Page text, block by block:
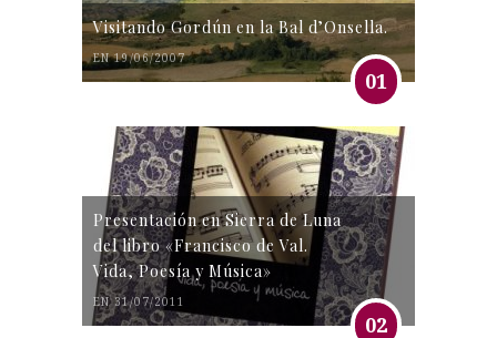
Visitando Gordún en la Bal d’Onsella.
EN 19/06/2007
01
Presentación en Sierra de Luna
del libro «Francisco de Val.
Vida, Poesía y Música»
EN 31/07/2011
02